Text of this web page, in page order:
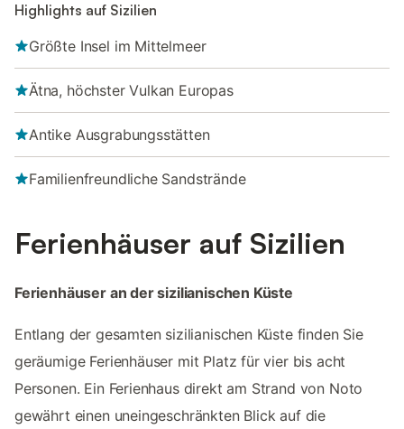
Highlights auf Sizilien
Größte Insel im Mittelmeer
Ätna, höchster Vulkan Europas
Antike Ausgrabungsstätten
Familienfreundliche Sandstrände
Ferienhäuser auf Sizilien
Ferienhäuser an der sizilianischen Küste
Entlang der gesamten sizilianischen Küste finden Sie
geräumige Ferienhäuser mit Platz für vier bis acht
Personen. Ein Ferienhaus direkt am Strand von Noto
gewährt einen uneingeschränkten Blick auf die